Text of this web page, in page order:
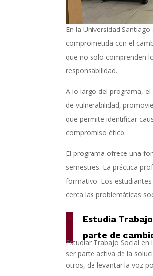
En la Universidad
comprometida con el
que no solo comprenden
responsabilidad.
A lo largo del programa,
de vulnerabilidad,
que permite identificar
compromiso ético.
El programa ofrece una
semestres. La práctica
formativo. Los
cerca las problemáticas
Estudia
parte de
Estudiar Trabajo Social
ser parte activa de la
otros, de levantar la voz